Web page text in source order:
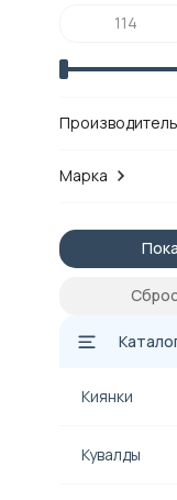
Производитель
Марка
Киянки
Кувалды